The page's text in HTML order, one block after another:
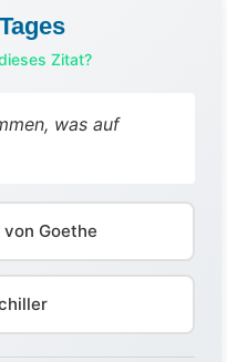
Zitat?
was auf
Goethe